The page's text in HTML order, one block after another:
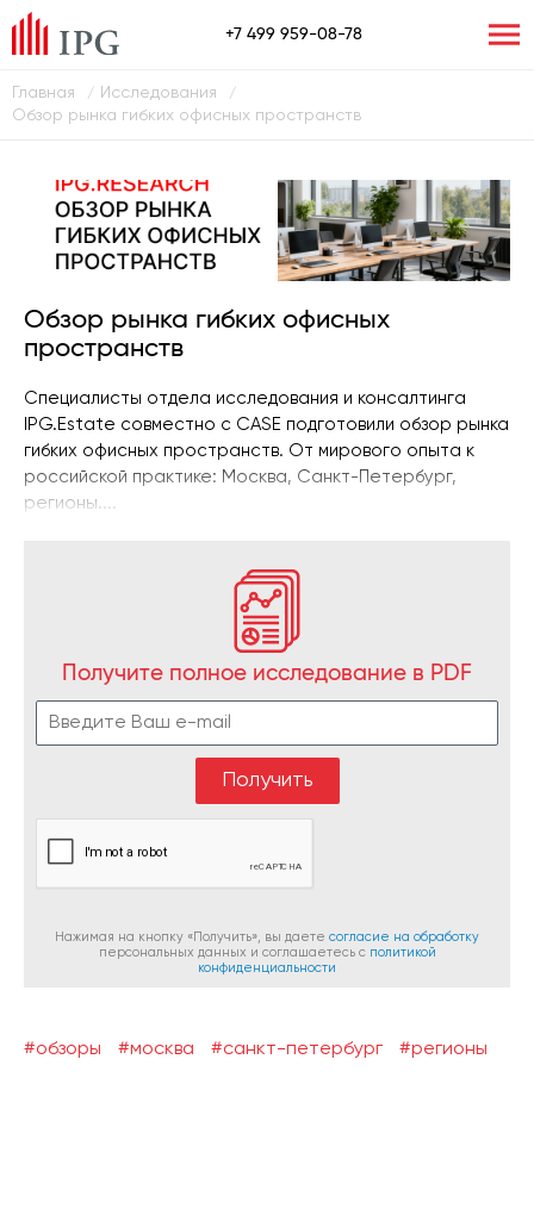
+7 499 959-08-78
Главная / Исследования /
Обзор рынка гибких офисных пространств
Обзор рынка гибких офисных
пространств
Специалисты отдела исследования и консалтинга
IPG.Estate совместно с CASE подготовили обзор рынка
гибких офисных пространств. От мирового опыта к
российской практике: Москва, Санкт-Петербург,
регионы....
Получите полное исследование в PDF
Нажимая на кнопку «Получить», вы даете согласие на обработку
персональных данных и соглашаетесь c политикой
конфиденциальности
#обзоры #москва #санкт-петербург #регионы